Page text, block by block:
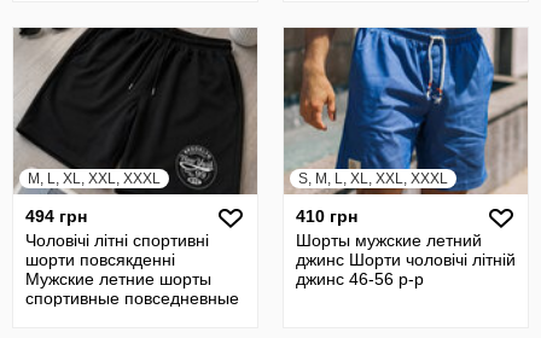
M, L, XL, XXL, XXXL
494 грн
Чоловічі літні спортивні
шорти повсякденні
Мужские летние шорты
спортивные повседневные
S, M, L, XL, XXL, XXXL
410 грн
Шорты мужские летний
джинс Шорти чоловічі літній
джинс 46-56 р-р